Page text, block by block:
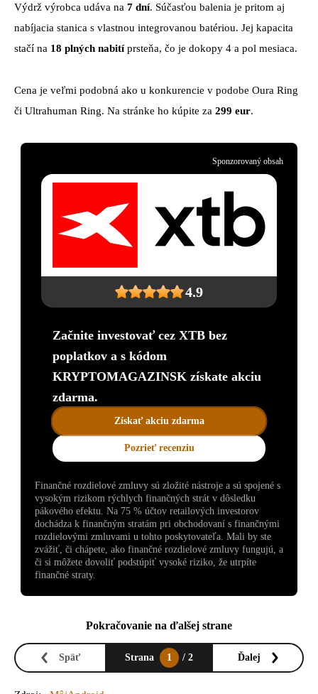
Výdrž výrobca udáva na 7 dní. Súčasťou balenia je pritom aj
nabíjacia stanica s vlastnou integrovanou batériou. Jej kapacita
stačí na 18 plných nabitíprsteňa, čo je dokopy 4 a pol mesiaca.
Cena je veľmi podobná ako u konkurencie v podobe Oura Ring
či Ultrahuman Ring. Na stránke ho kúpite za 299 eur.
4.9
Začnite investovať cez XTB bez
poplatkov a s kódom
KRYPTOMAGAZINSK získate akciu
zdarma.
Získať akciu zdarma
Pozrieť recenziu
Sponzorovaný obsah
Finančné rozdielové zmluvy sú zložité nástroje a sú spojené s
vysokým rizikom rýchlych finančných strát v dôsledku
pákového efektu. Na 75 % účtov retailových investorov
dochádza k finančným stratám pri obchodovaní s finančnými
rozdielovými zmluvami u tohto poskytovateľa. Mali by ste
zvážiť, či chápete, ako finančné rozdielové zmluvy fungujú, a
či si môžete dovoliť podstúpiť vysoké riziko, že utrpíte
finančné straty.
Pokračovanie na ďalšej strane
Späť Strana 1 / 2 Ďalej